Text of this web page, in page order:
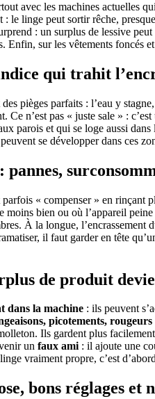
avec les machines actuelles
: le linge peut sortir rêche,
: un surplus de lessive
Enfin, sur les vêtements foncés
qui trahit
des pièges parfaits : l’eau y
n’est pas « juste sale » :
parois et qui se loge aussi
se développer dans ces
« compenser » en rinçant
moins bien ou où l’appareil
À la longue, l’encrassement
il faut garder en tête
de produit
dans la machine : ils peuvent
picotements, rougeurs
Ils gardent plus
un faux ami: il ajoute une
vraiment propre, c’est
bons réglages et